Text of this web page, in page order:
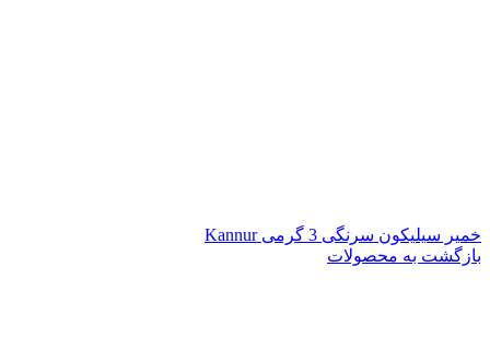
خمیر سیلیکون سرنگی 3 گرمی Kannur
بازگشت به محصولات